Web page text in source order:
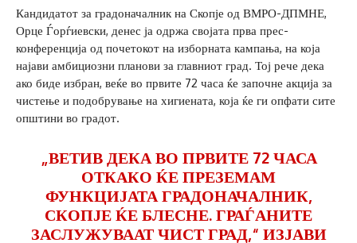
Кандидатот за градоначалник на Скопје од ВМРО-ДПМНЕ,
Орце Ѓорѓиевски, денес ја одржа својата прва прес-
конференција од почетокот на изборната кампања, на која
најави амбициозни планови за главниот град. Тој рече дека
ако биде избран, веќе во првите 72 часа ќе започне акција за
чистење и подобрување на хигиената, која ќе ги опфати сите
општини во градот.
„ВЕТИВ ДЕКА ВО ПРВИТЕ 72 ЧАСА
ОТКАКО ЌЕ ПРЕЗЕМАМ
ФУНКЦИЈАТА ГРАДОНАЧАЛНИК,
СКОПЈЕ ЌЕ БЛЕСНЕ. ГРАЃАНИТЕ
ЗАСЛУЖУВААТ ЧИСТ ГРАД,“ ИЗЈАВИ